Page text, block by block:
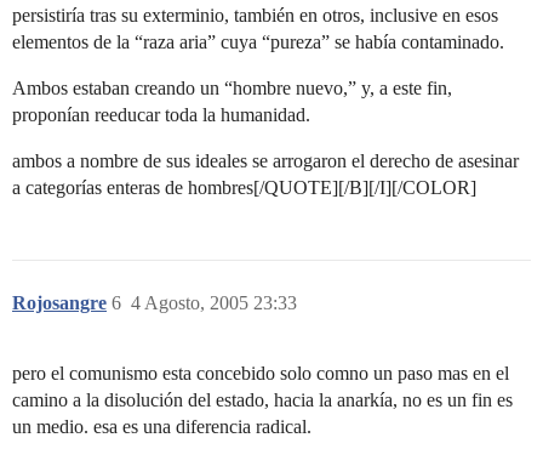
persistiría tras su exterminio, también en otros, inclusive en esos
elementos de la “raza aria” cuya “pureza” se había contaminado.
Ambos estaban creando un “hombre nuevo,” y, a este fin,
proponían reeducar toda la humanidad.
ambos a nombre de sus ideales se arrogaron el derecho de asesinar
a categorías enteras de hombres[/QUOTE][/B][/I][/COLOR]
Rojosangre 4 Agosto, 2005 23:33
6
pero el comunismo esta concebido solo comno un paso mas en el
camino a la disolución del estado, hacia la anarkía, no es un fin es
un medio. esa es una diferencia radical.